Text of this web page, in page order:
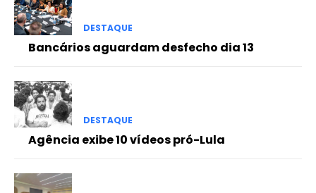
DESTAQUE
Bancários aguardam desfecho dia 13
DESTAQUE
Agência exibe 10 vídeos pró-Lula